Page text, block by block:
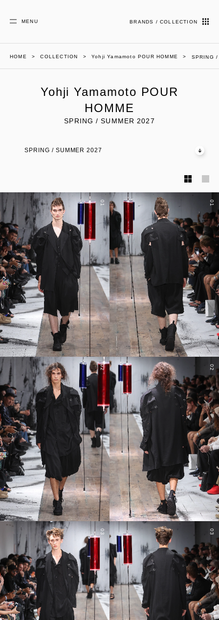
MENU BRANDS / COLLECTION
HOME COLLECTION Yohji Yamamoto POUR HOMME SPRING
Yohji Yamamoto POUR
HOMME
SPRING / SUMMER 2027
SPRING / SUMMER 2027
01 01
02 02
03 03